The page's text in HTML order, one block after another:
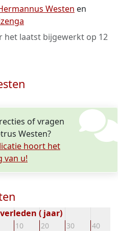
Westen en
het laatst bijgewerkt op 12
of vragen
Westen?
hoort het
van u!
10 20 30 40
( jaar)